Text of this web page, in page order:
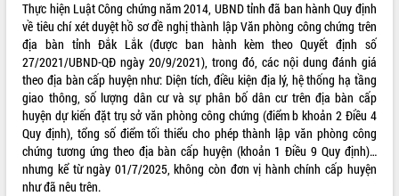
QUY HOẠCH - KẾ HOẠCH
Thực hiện Luật Công chứng năm 2014, UBND tỉnh đã ban hành Quy định
về tiêu chí xét duyệt hồ sơ đề nghị thành lập Văn phòng công chứng trên
địa bàn tỉnh Đắk Lắk (được ban hành kèm theo Quyết định số
27/2021/UBND-QĐ ngày 20/9/2021), trong đó, các nội dung đánh giá
theo địa bàn cấp huyện như: Diện tích, điều kiện địa lý, hệ thống hạ tầng
giao thông, số lượng dân cư và sự phân bố dân cư trên địa bàn cấp
huyện dự kiến đặt trụ sở văn phòng công chứng (điểm b khoản 2 Điều 4
Quy định), tổng số điểm tối thiểu cho phép thành lập văn phòng công
chứng tương ứng theo địa bàn cấp huyện (khoản 1 Điều 9 Quy định)…
nhưng kể từ ngày 01/7/2025, không còn đơn vị hành chính cấp huyện
như đã nêu trên.